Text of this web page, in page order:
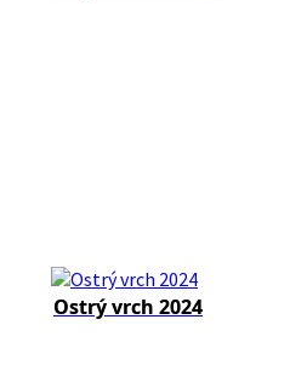
Ostrý vrch 2024